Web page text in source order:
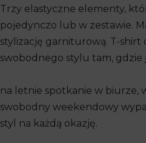
Trzy elastyczne elementy,
pojedynczo lub w zestawie.
stylizację garniturową. T-shirt
swobodnego stylu tam,
na letnie spotkanie w biurze,
swobodny weekendowy
styl na każdą okazję.